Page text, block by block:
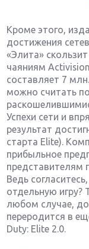
Кроме этого,
достижения
«Элита»
чаяниям
составляет 7
можно считать
Успехи сети и
результат
старта Elite).
прибыльное
представителям
Ведь
отдельную игру?
любом случае,
переродится в
Duty: Elite 2.0.